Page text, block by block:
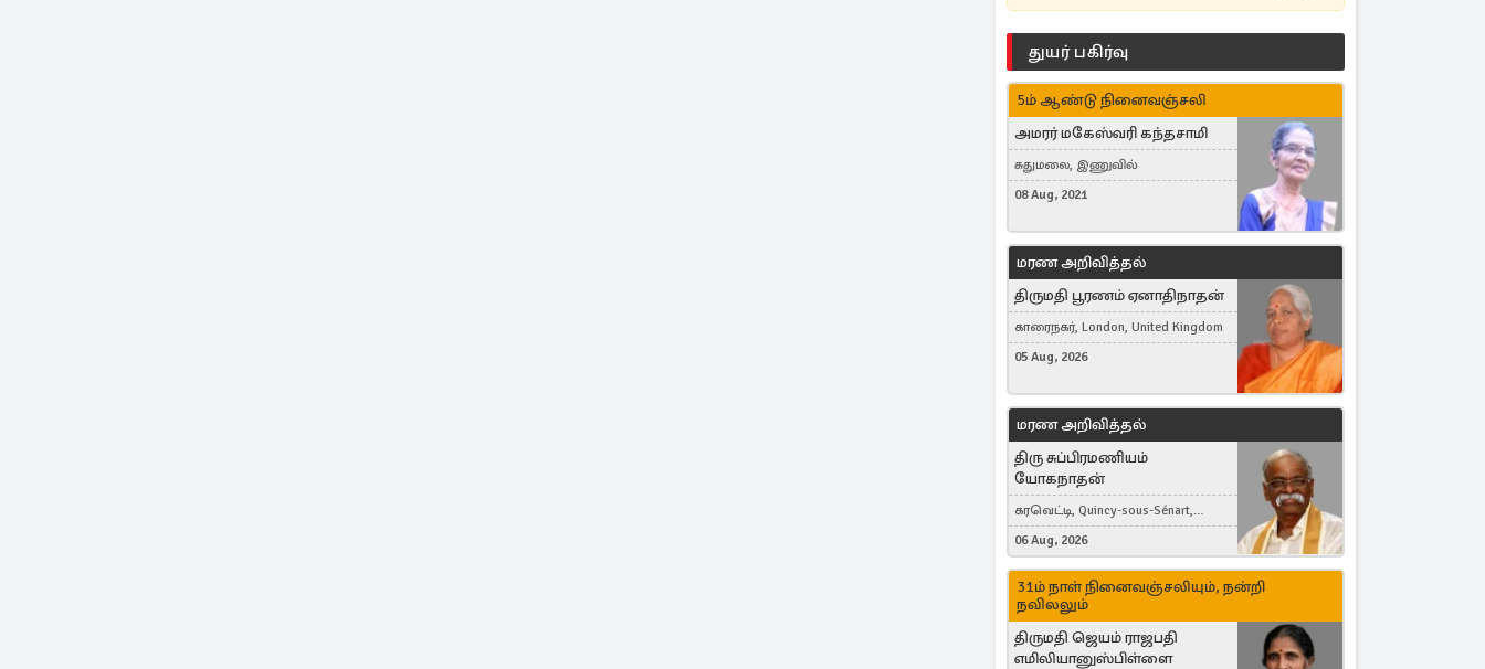
துயர் பகிர்வு
5ம் ஆண்டு நினைவஞ்சலி
அமரர் மகேஸ்வரி கந்தசாமி
சுதுமலை, இணுவில்
08 Aug, 2021
மரண அறிவித்தல்
திருமதி பூரணம் ஏனாதிநாதன்
காரைநகர், London, United Kingdom
05 Aug, 2026
மரண அறிவித்தல்
திரு சுப்பிரமணியம்
யோகநாதன்
கரவெட்டி, Quincy-sous-Sénart,
France
06 Aug, 2026
31ம் நாள் நினைவஞ்சலியும், நன்றி
நவிலலும்
திருமதி ஜெயம் ராஜபதி
எமிலியானுஸ்பிள்ளை